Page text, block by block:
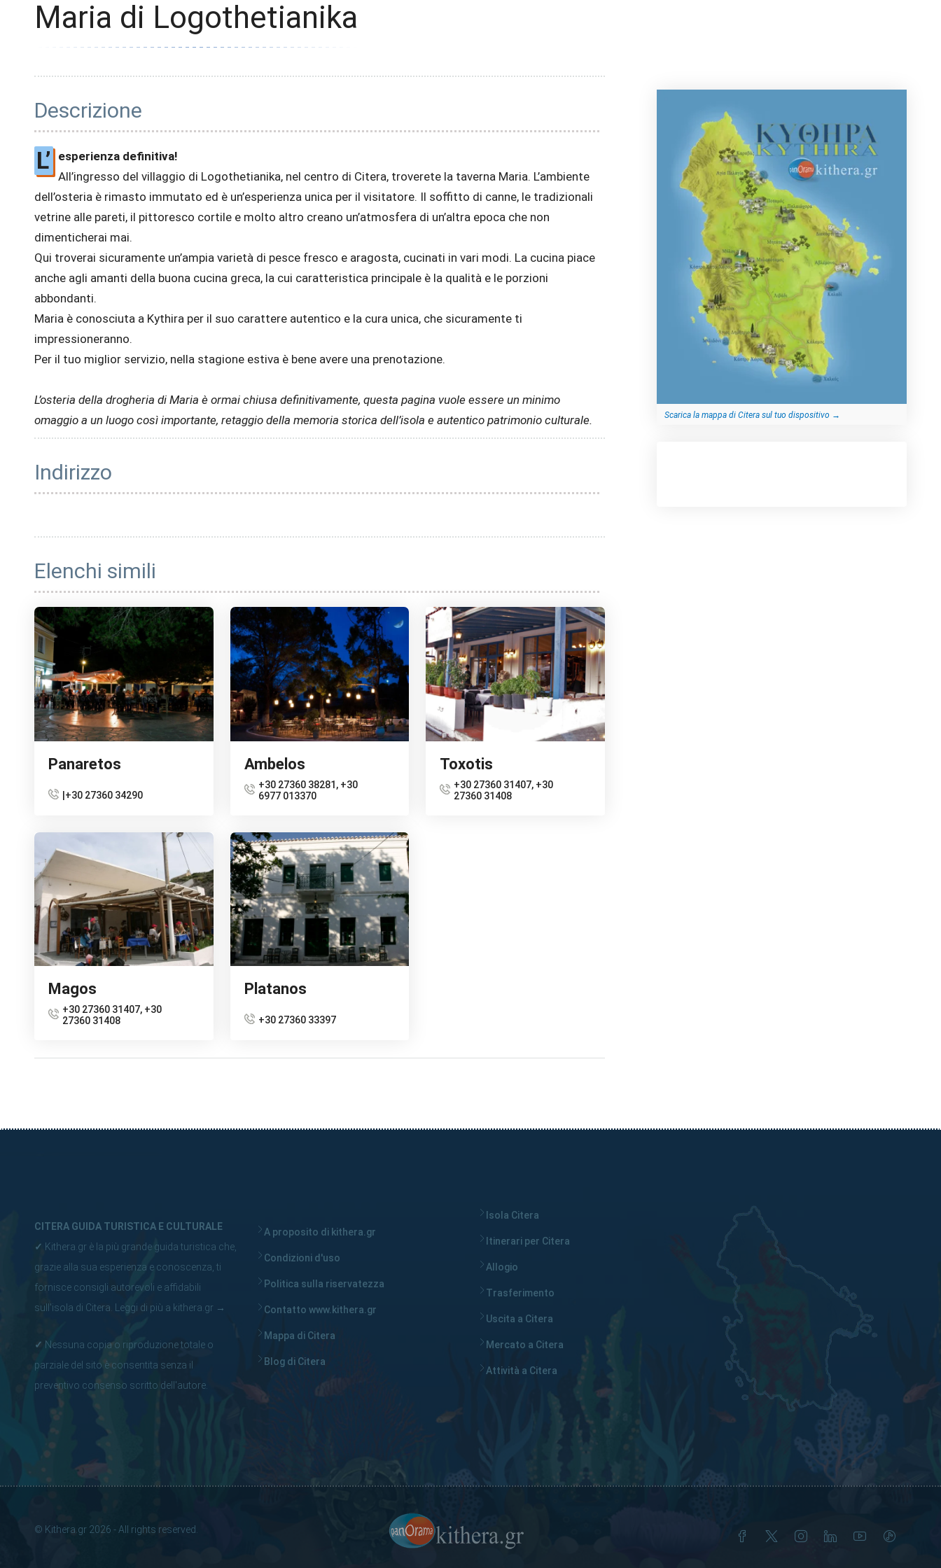
Maria di Logothetianika
Descrizione
L’
esperienza definitiva!
All’ingresso del villaggio di Logothetianika, nel centro di Citera, troverete la taverna Maria. L’ambiente
dell’osteria è rimasto immutato ed è un’esperienza unica per il visitatore. Il soffitto di canne, le tradizionali
vetrine alle pareti, il pittoresco cortile e molto altro creano un’atmosfera di un’altra epoca che non
dimenticherai mai.
Qui troverai sicuramente un’ampia varietà di pesce fresco e aragosta, cucinati in vari modi. La cucina piace
anche agli amanti della buona cucina greca, la cui caratteristica principale è la qualità e le porzioni
abbondanti.
Maria è conosciuta a Kythira per il suo carattere autentico e la cura unica, che sicuramente ti
impressioneranno.
Per il tuo miglior servizio, nella stagione estiva è bene avere una prenotazione.
L’osteria della drogheria di Maria è ormai chiusa definitivamente, questa pagina vuole essere un minimo
omaggio a un luogo così importante, retaggio della memoria storica dell’isola e autentico patrimonio culturale.
Indirizzo
Elenchi simili
Panaretos
|+30 27360 34290
Ambelos
+30 27360 38281, +30
6977 013370
Toxotis
+30 27360 31407, +30
27360 31408
Magos
+30 27360 31407, +30
27360 31408
Platanos
+30 27360 33397
Scarica la mappa di Citera sul tuo dispositivo →
CITERA GUIDA TURISTICA E CULTURALE
✓ Kithera.gr è la più grande guida turistica che,
grazie alla sua esperienza e conoscenza, ti
fornisce consigli autorevoli e affidabili
sull'isola di Citera. Leggi di più a kithera.gr →
✓ Nessuna copia o riproduzione totale o
parziale del sito è consentita senza il
preventivo consenso scritto dell'autore.
A proposito di kithera.gr
Condizioni d'uso
Politica sulla riservatezza
Contatto www.kithera.gr
Mappa di Citera
Blog di Citera
Isola Citera
Itinerari per Citera
Allogio
Trasferimento
Uscita a Citera
Mercato a Citera
Attività a Citera
© Kithera.gr 2026 - All rights reserved.